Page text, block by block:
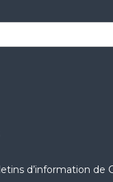
d’information de